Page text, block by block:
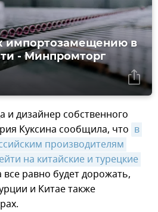
импортозамещению в
- Минпромторг
и дизайнер собственного
Куксина сообщила, что в
производителям
на китайские и турецкие
равно будет дорожать,
и Китае также